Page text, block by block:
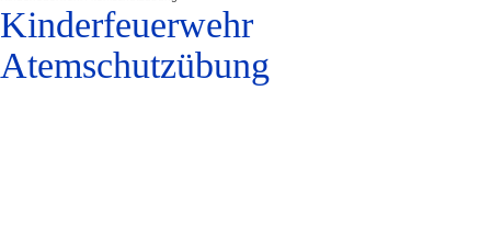
Kinderfeuerwehr
Atemschutzübung